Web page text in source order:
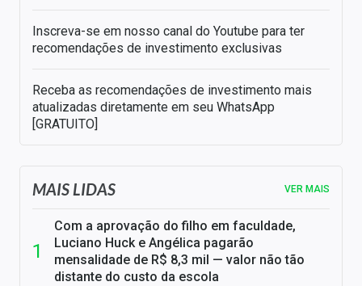
Inscreva-se em nosso canal do Youtube para ter
recomendações de investimento exclusivas
Receba as recomendações de investimento mais
atualizadas diretamente em seu WhatsApp
[GRATUITO]
MAIS LIDAS VER MAIS
Com a aprovação do filho em faculdade,
Luciano Huck e Angélica pagarão
mensalidade de R$ 8,3 mil — valor não tão
distante do custo da escola